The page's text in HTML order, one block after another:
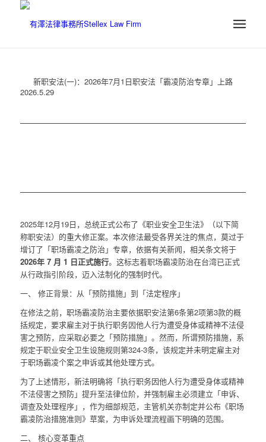
新职安法(一)：2026年7月1日职安法「霸凌防治专章」上路
2026.5.29
2025年12月19日，总统正式公布了《职业安全卫生法》（以下简
称职安法）的重大修正案。本次修法最受各界关注的焦点，莫过于
增订了「职场霸凌之防治」专章，依据有关新闻，相关条文将于
2026年 7 月 1 日正式施行。这标志着职场霸凌防治在台湾已正式
从行政指引阶段，迈入法制化的强制时代。
一、 修正背景：从「预防措施」到「法定程序」
在修法之前，职场霸凌防治主要依据职安法第6条第2项第3款的概
括规定，要求雇主对于执行职务因他人行为遭受身体或精神不法侵
害之预防，应采取必要之「预防措施」。然而，所谓预防措施，系
规定于职业安全卫生设施规则第324-3条，该规定并未明定雇主对
于职场霸凌个案之申诉或其他处理方式。
为了上述情形，新法明确将「执行职务因他人行为遭受身体或精神
不法侵害之预防」提升至法律位阶，并强制雇主必须建立「申诉、
调查及处理程序」，作为细部规范，主管机关亦制定并公布《职场
霸凌防治措施准则》草案，为申诉处理流程画下明确的范围。
二、 核心变革重点